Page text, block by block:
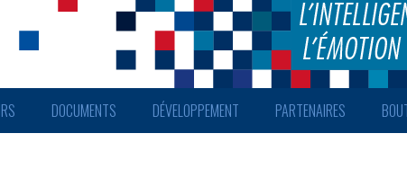
DOCUMENTS DÉVELOPPEMENT PARTENAIRES